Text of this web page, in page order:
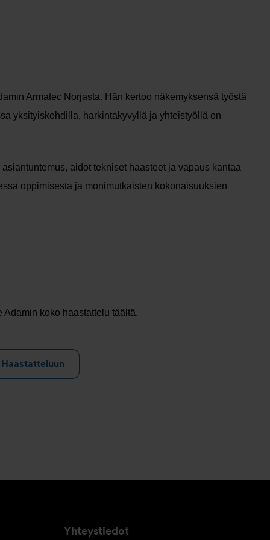
Armatec Norjasta. Hän kertoo näkemyksensä työstä
yksityiskohdilla, harkintakyvyllä ja yhteistyöllä on
aidot tekniset haasteet ja vapaus kantaa
oppimisesta ja monimutkaisten kokonaisuuksien
Adamin koko haastattelu täältä.
Haastatteluun
Yhteystiedot